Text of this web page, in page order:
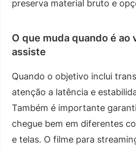
preserva material bruto e
O que muda quando é ao
assiste
Quando o objetivo inclui
atenção a latência e
Também é importante
chegue bem em diferentes
e telas. O filme para